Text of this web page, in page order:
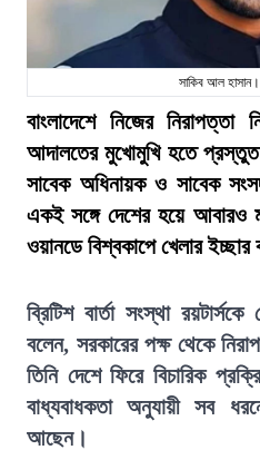
সাকিব আল
বাংলাদেশে নিজের
আদালতের মুখোমুখি হতে প্রস্তুত
সাবেক অধিনায়ক ও সাবেক
একই সঙ্গে দেশের হয়ে আবারও
ওয়ানডে বিশ্বকাপে খেলার
ব্রিটিশ বার্তা সংস্থা
বলেন, সরকারের পক্ষ থেকে
তিনি দেশে ফিরে বিচারিক
বাধ্যবাধকতা অনুযায়ী সব
আছেন।